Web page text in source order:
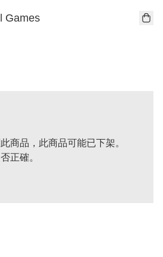
Games
商品，此商品可能已下架。
正確。